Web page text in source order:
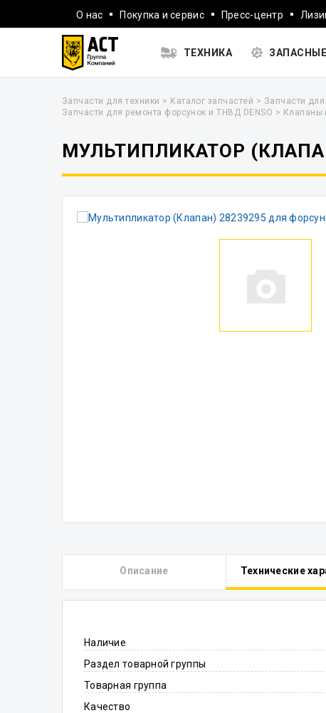
О нас Покупка и сервис Пресс-центр
ТЕХНИКА
Запчасти для техники > Каталог запчастей > Запчасти для
Запчасти для ремонта форсунок и ТНВД DENSO > Клапаны
МУЛЬТИПЛИКАТОР
Описание Технические
Наличие
Раздел товарной группы
Товарная группа
Качество